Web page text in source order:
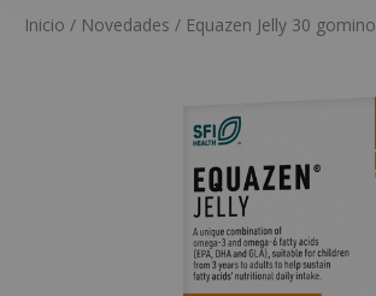
Inicio / Novedades / Equazen Jelly 30